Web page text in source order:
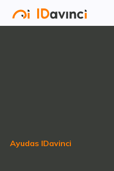
Ayudas IDavinci